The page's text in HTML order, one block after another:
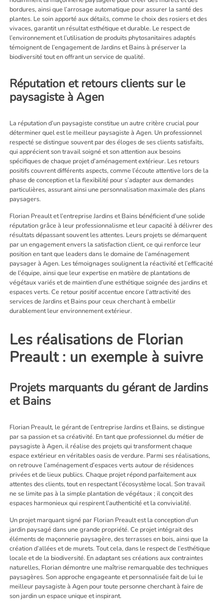
bordures, ainsi que l’arrosage automatique pour assurer la santé des
plantes. Le soin apporté aux détails, comme le choix des rosiers et des
vivaces, garantit un résultat esthétique et durable. Le respect de
l’environnement et l’utilisation de produits phytosanitaires adaptés
témoignent de l’engagement de Jardins et Bains à préserver la
biodiversité tout en offrant un service de qualité.
Réputation et retours clients sur le
paysagiste à Agen
La réputation d’un paysagiste constitue un autre critère crucial pour
déterminer quel est le meilleur paysagiste à Agen. Un professionnel
respecté se distingue souvent par des éloges de ses clients satisfaits,
qui apprécient son travail soigné et son attention aux besoins
spécifiques de chaque projet d’aménagement extérieur. Les retours
positifs couvrent différents aspects, comme l’écoute attentive lors de la
phase de conception et la flexibilité pour s’adapter aux demandes
particulières, assurant ainsi une personnalisation maximale des plans
paysagers.
Florian Preault et l’entreprise Jardins et Bains bénéficient d’une solide
réputation grâce à leur professionnalisme et leur capacité à délivrer des
résultats dépassant souvent les attentes. Leurs projets se démarquent
par un engagement envers la satisfaction client, ce qui renforce leur
position en tant que leaders dans le domaine de l’aménagement
paysager à Agen. Les témoignages soulignent la réactivité et l’efficacité
de l’équipe, ainsi que leur expertise en matière de plantations de
végétaux variés et de maintien d’une esthétique soignée des jardins et
espaces verts. Ce retour positif accentue encore l’attractivité des
services de Jardins et Bains pour ceux cherchant à embellir
durablement leur environnement extérieur.
Les réalisations de Florian
Preault : un exemple à suivre
Projets marquants du gérant de Jardins
et Bains
Florian Preault, le gérant de l’entreprise Jardins et Bains, se distingue
par sa passion et sa créativité. En tant que professionnel du métier de
paysagiste à Agen, il réalise des projets qui transforment chaque
espace extérieur en véritables oasis de verdure. Parmi ses réalisations,
on retrouve l’aménagement d’espaces verts autour de résidences
privées et de lieux publics. Chaque projet répond parfaitement aux
attentes des clients, tout en respectant l’écosystème local. Son travail
ne se limite pas à la simple plantation de végétaux ; il conçoit des
espaces harmonieux qui respirent l’authenticité et la convivialité.
Un projet marquant signé par Florian Preault est la conception d’un
jardin paysagé dans une grande propriété. Ce projet intégrait des
éléments de maçonnerie paysagère, des terrasses en bois, ainsi que la
création d’allées et de murets. Tout cela, dans le respect de l’esthétique
locale et de la biodiversité. En adaptant ses créations aux contraintes
naturelles, Florian démontre une maîtrise remarquable des techniques
paysagères. Son approche engageante et personnalisée fait de lui le
meilleur paysagiste à Agen pour toute personne cherchant à faire de
son jardin un espace unique et inspirant.